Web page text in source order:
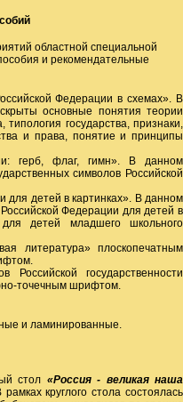
областной специальной
и рекомендательные
Федерации в схемах». В
основные понятия теории
государства, признаки,
и права, понятие и принципы
герб, флаг, гимн». В данном
символов Российской
для детей в картинках». В данном
Федерации для детей в
для детей младшего школьного
литература» плоскопечатным
Российской государственности
точечным шрифтом.
и ламинированные.
стол «Россия - великая наша
круглого стола состоялась